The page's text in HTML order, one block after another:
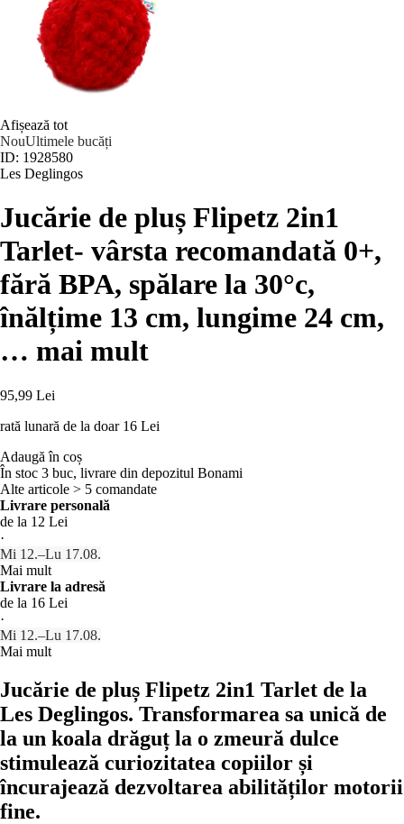
Afișează tot
NouUltimele bucăți
ID: 1928580
Les Deglingos
Jucărie de pluș Flipetz 2in1
Tarlet- vârsta recomandată 0+,
fără BPA, spălare la 30°c,
înălțime 13 cm, lungime 24 cm,
… mai mult
95,99 Lei
rată lunară de la doar 16 Lei
Adaugă în coș
În stoc 3 buc, livrare din depozitul Bonami
Alte articole > 5 comandate
Livrare personală
de la 12 Lei
·
Mi 12.–Lu 17.08.
Mai mult
Livrare la adresă
de la 16 Lei
·
Mi 12.–Lu 17.08.
Mai mult
Jucărie de pluș Flipetz 2in1 Tarlet de la
Les Deglingos. Transformarea sa unică de
la un koala drăguț la o zmeură dulce
stimulează curiozitatea copiilor și
încurajează dezvoltarea abilităților motorii
fine.